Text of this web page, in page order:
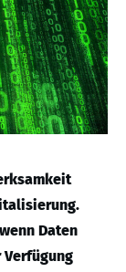
Daten